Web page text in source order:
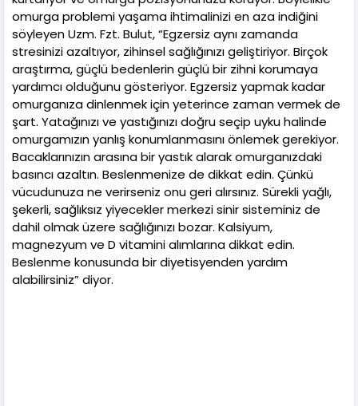
omurga problemi yaşama ihtimalinizi en aza indiğini
söyleyen Uzm. Fzt. Bulut, “Egzersiz aynı zamanda
stresinizi azaltıyor, zihinsel sağlığınızı geliştiriyor. Birçok
araştırma, güçlü bedenlerin güçlü bir zihni korumaya
yardımcı olduğunu gösteriyor. Egzersiz yapmak kadar
omurganıza dinlenmek için yeterince zaman vermek de
şart. Yatağınızı ve yastığınızı doğru seçip uyku halinde
omurgamızın yanlış konumlanmasını önlemek gerekiyor.
Bacaklarınızın arasına bir yastık alarak omurganızdaki
basıncı azaltın. Beslenmenize de dikkat edin. Çünkü
vücudunuza ne verirseniz onu geri alırsınız. Sürekli yağlı,
şekerli, sağlıksız yiyecekler merkezi sinir sisteminiz de
dahil olmak üzere sağlığınızı bozar. Kalsiyum,
magnezyum ve D vitamini alımlarına dikkat edin.
Beslenme konusunda bir diyetisyenden yardım
alabilirsiniz” diyor.